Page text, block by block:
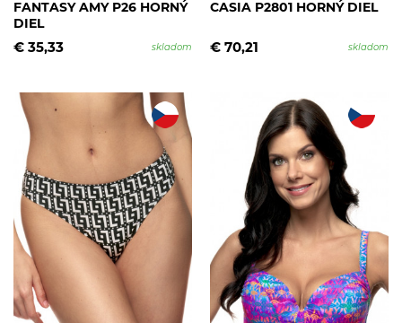
FANTASY AMY P26 HORNÝ
DIEL
€ 35,33
skladom
CASIA P2801 HORNÝ DIEL
€ 70,21 skladom